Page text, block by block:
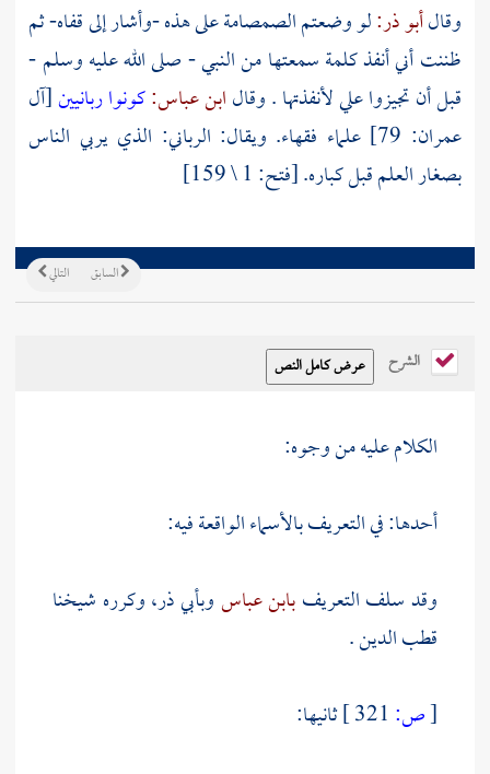
وقالأبو ذر:لو وضعتم الصمصامة على هذه -وأشار إلى قفاه- ثم
ظننت أني أنفذ كلمة سمعتها من النبي - صلى الله عليه وسلم -
قبل أن تجيزوا علي لأنفذتها . وقالابن عباس:كونوا ربانيين[آل
عمران: 79] علماء فقهاء. ويقال: الرباني: الذي يربي الناس
بصغار العلم قبل كباره. [فتح: 1 \ 159]
التالي السابق
الشرح
الكلام عليه من وجوه:
أحدها: في التعريف بالأسماء الواقعة فيه:
وقد سلف التعريفبابن عباسوبأبي ذر،وكرره شيخنا
قطب الدين.
[ص:
ثانيها: